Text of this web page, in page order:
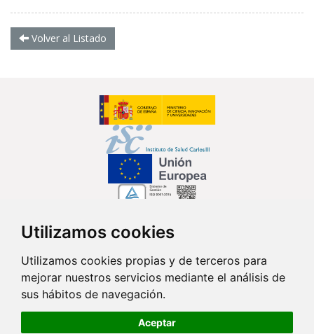
Utilizamos cookies
Utilizamos cookies propias y de terceros para
mejorar nuestros servicios mediante el análisis de
sus hábitos de navegación.
Aceptar
Volver al Listado
Síguenos en...
Contacto
Av. Monforte de Lemos, 3-5. Pabellón 11. Planta 0 28029 Madrid
info@ciberisciii.es